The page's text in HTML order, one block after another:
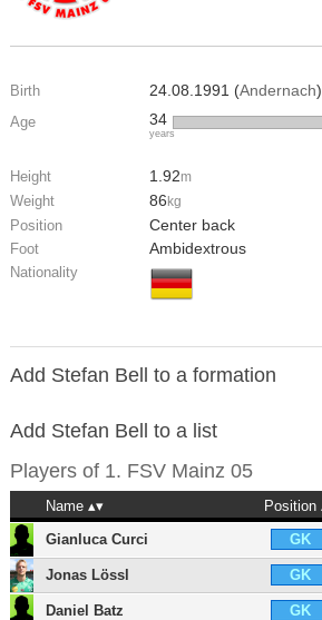
Birth 24.08.1991 (Andernach)
Age 34
years
Height 1.92m
Weight 86 kg
Position Center back
Foot Ambidextrous
Nationality
Add Stefan Bell to a formation
Add Stefan Bell to a list
Players of 1. FSV Mainz 05
Name Position
Gianluca Curci
GK
Jonas Lössl GK
Daniel Batz GK